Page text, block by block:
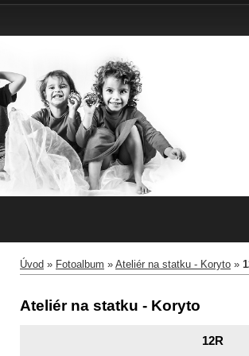
Úvod » Fotoalbum » Ateliér na statku - Koryto »
Ateliér na statku - Koryto
12R